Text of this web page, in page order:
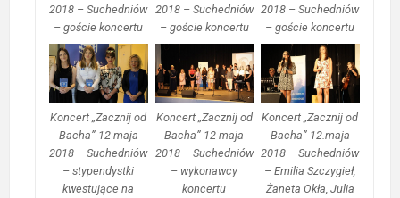
2018 – Suchedniów
– goście koncertu
2018 – Suchedniów
– goście koncertu
2018 – Suchedniów
– goście koncertu
Koncert „Zacznij od
Bacha”-12 maja
2018 – Suchedniów
– stypendystki
kwestujące na
Koncert „Zacznij od
Bacha”-12 maja
2018 – Suchedniów
– wykonawcy
koncertu
Koncert „Zacznij od
Bacha”-12.maja
2018 – Suchedniów
– Emilia Szczygieł,
Żaneta Okła, Julia